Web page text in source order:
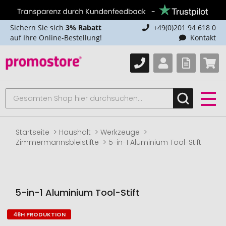
Sichern Sie sich 3% Rabatt
auf Ihre Online-Bestellung!
+49(0)201 94 618 0
Kontakt
Startseite Haushalt
Werkzeuge
Zimmermannsbleistifte
5-in-1 Aluminium Tool-Stift
5-in-1 Aluminium Tool-Stift
Zum
48H PRODUKTION